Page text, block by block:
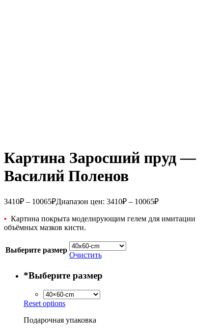
Картина Заросший пруд —
Василий Поленов
3410₽ – 10065₽Диапазон цен: 3410₽ – 10065₽
• Картина покрыта моделирующим гелем для имитации
объёмных мазков кисти.
Выберите размер
Очистить
*Выберите размер
Reset options
Подарочная упаковка